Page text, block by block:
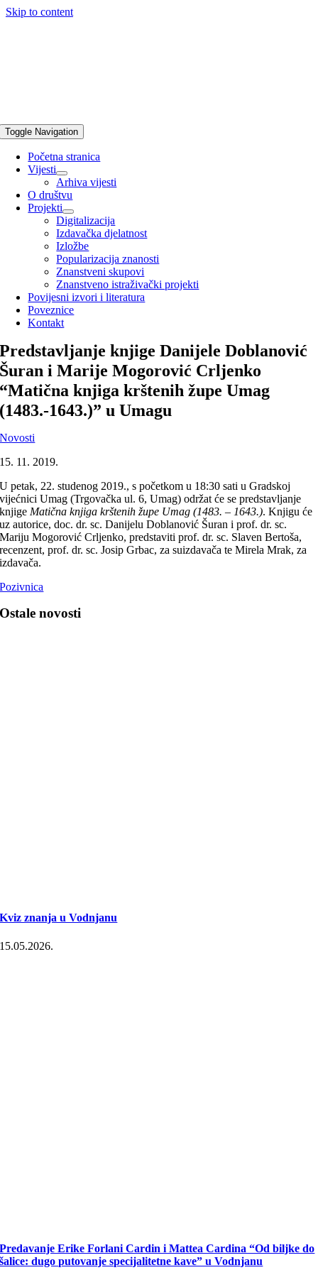
Skip to content
Toggle Navigation
Početna stranica
Vijesti
Arhiva vijesti
O društvu
Projekti
Digitalizacija
Izdavačka djelatnost
Izložbe
Popularizacija znanosti
Znanstveni skupovi
Znanstveno istraživački projekti
Povijesni izvori i literatura
Poveznice
Kontakt
Predstavljanje knjige Danijele Doblanović
Šuran i Marije Mogorović Crljenko
“Matična knjiga krštenih župe Umag
(1483.-1643.)” u Umagu
Novosti
15. 11. 2019.
U petak, 22. studenog 2019., s početkom u 18:30 sati u Gradskoj
vijećnici Umag (Trgovačka ul. 6, Umag) održat će se predstavljanje
knjige Matična knjiga krštenih župe Umag (1483. – 1643.). Knjigu će
uz autorice, doc. dr. sc. Danijelu Doblanović Šuran i prof. dr. sc.
Mariju Mogorović Crljenko, predstaviti prof. dr. sc. Slaven Bertoša,
recenzent, prof. dr. sc. Josip Grbac, za suizdavača te Mirela Mrak, za
izdavača.
Pozivnica
Ostale novosti
Kviz znanja u Vodnjanu
15.05.2026.
Predavanje Erike Forlani Cardin i Mattea Cardina “Od biljke do
šalice: dugo putovanje specijalitetne kave” u Vodnjanu